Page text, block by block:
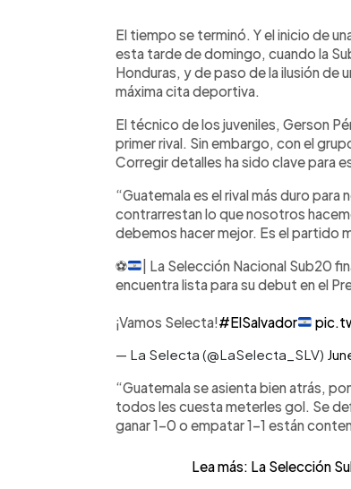
Escuchar artículo
El tiempo se terminó. Y el inicio de
esta tarde de domingo, cuando la
Honduras, y de paso de la ilusión de
máxima cita deportiva.
El técnico de los juveniles, Gerson
primer rival. Sin embargo, con el
Corregir detalles ha sido clave para
“Guatemala es el rival más duro para
contrarrestan lo que nosotros
debemos hacer mejor. Es el partido
⚽️
| La Selección Nacional Sub20
encuentra lista para su debut en el
¡Vamos Selecta!#ElSalvador
— La Selecta (@LaSelecta_SLV)
“Guatemala se asienta bien atrás,
todos les cuesta meterles gol. Se
ganar 1-0 o empatar 1-1 están
Lea más: La Selección